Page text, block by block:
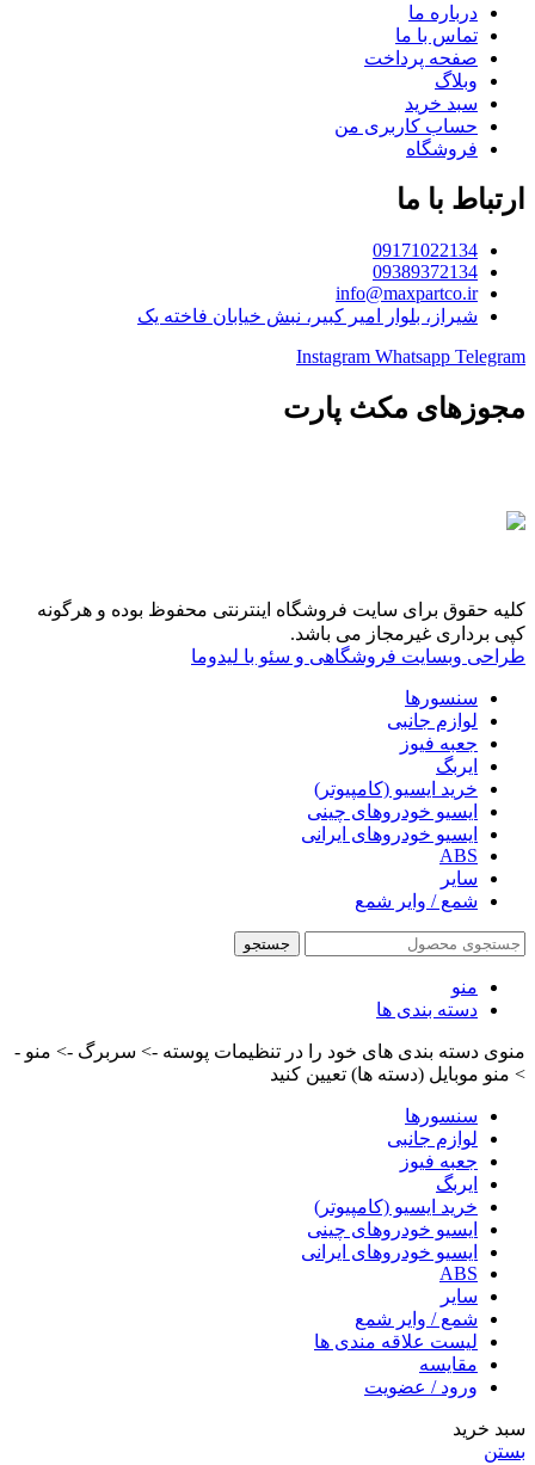
درباره ما
تماس با ما
صفحه پرداخت
وبلاگ
سبد خرید
حساب کاربری من
فروشگاه
ارتباط با ما
09171022134
09389372134
info@maxpartco.ir
شیراز، بلوار امیر کبیر، نبش خیابان فاخته یک
Instagram Whatsapp Telegram
مجوزهای مکث پارت
کلیه حقوق برای سایت فروشگاه اینترنتی محفوظ بوده و هرگونه
کپی برداری غیرمجاز می باشد.
طراحی وبسایت فروشگاهی و سئو با لیدوما
سنسورها
لوازم جانبی
جعبه فیوز
ایربگ
خرید ایسیو (کامپیوتر)
ایسیو خودروهای چینی
ایسیو خودروهای ایرانی
ABS
سایر
شمع / وایر شمع
جستجو
منو
دسته بندی ها
منوی دسته بندی های خود را در تنظیمات پوسته -> سربرگ -> منو -
> منو موبایل (دسته ها) تعیین کنید
سنسورها
لوازم جانبی
جعبه فیوز
ایربگ
خرید ایسیو (کامپیوتر)
ایسیو خودروهای چینی
ایسیو خودروهای ایرانی
ABS
سایر
شمع / وایر شمع
لیست علاقه مندی ها
مقایسه
ورود / عضویت
سبد خرید
بستن